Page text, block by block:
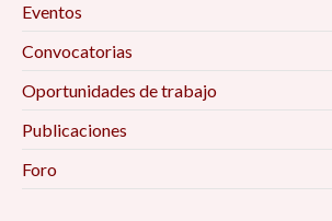
Eventos
Convocatorias
Oportunidades de trabajo
Publicaciones
Foro